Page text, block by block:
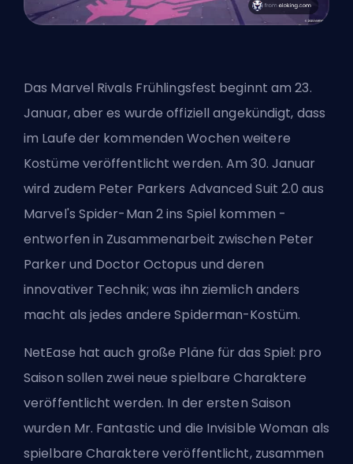
Das Marvel Rivals Frühlingsfest beginnt am 23.
Januar, aber es wurde offiziell angekündigt, dass
im Laufe der kommenden Wochen weitere
Kostüme veröffentlicht werden. Am 30. Januar
wird zudem Peter Parkers Advanced Suit 2.0 aus
Marvel's Spider-Man 2 ins Spiel kommen -
entworfen in Zusammenarbeit zwischen Peter
Parker und Doctor Octopus und deren
innovativer Technik; was ihn ziemlich anders
macht als jedes andere Spiderman-Kostüm.
NetEase hat auch große Pläne für das Spiel: pro
Saison sollen zwei neue spielbare Charaktere
veröffentlicht werden. In der ersten Saison
wurden Mr. Fantastic und die Invisible Woman als
spielbare Charaktere veröffentlicht, zusammen